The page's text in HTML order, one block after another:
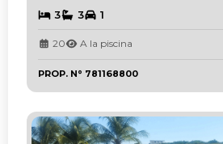
3 3 1
20 A la piscina
PROP. N° 781168800